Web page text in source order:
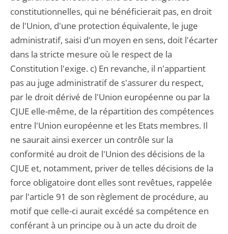
constitutionnelles, qui ne bénéficierait pas, en droit
de l'Union, d'une protection équivalente, le juge
administratif, saisi d'un moyen en sens, doit l'écarter
dans la stricte mesure où le respect de la
Constitution l'exige. c) En revanche, il n'appartient
pas au juge administratif de s'assurer du respect,
par le droit dérivé de l'Union européenne ou par la
CJUE elle-même, de la répartition des compétences
entre l'Union européenne et les Etats membres. Il
ne saurait ainsi exercer un contrôle sur la
conformité au droit de l'Union des décisions de la
CJUE et, notamment, priver de telles décisions de la
force obligatoire dont elles sont revêtues, rappelée
par l'article 91 de son règlement de procédure, au
motif que celle-ci aurait excédé sa compétence en
conférant à un principe ou à un acte du droit de